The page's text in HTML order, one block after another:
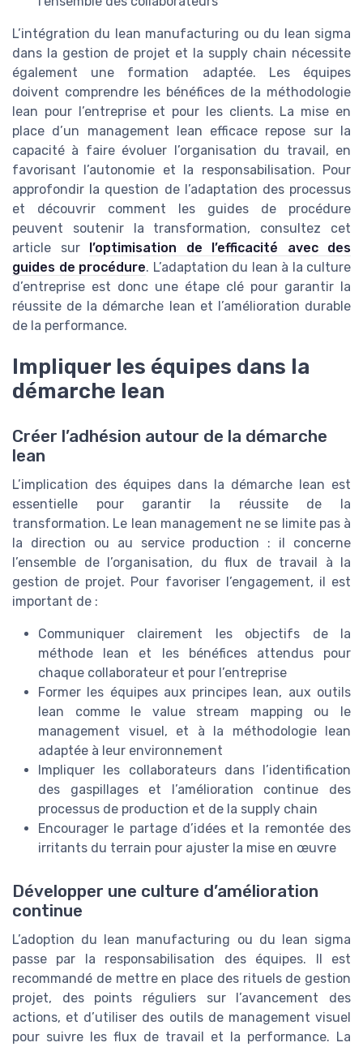
L’intégration du lean manufacturing ou du lean sigma
dans la gestion de projet et la supply chain nécessite
également une formation adaptée. Les équipes
doivent comprendre les bénéfices de la méthodologie
lean pour l’entreprise et pour les clients. La mise en
place d’un management lean efficace repose sur la
capacité à faire évoluer l’organisation du travail, en
favorisant l’autonomie et la responsabilisation. Pour
approfondir la question de l’adaptation des processus
et découvrir comment les guides de procédure
peuvent soutenir la transformation, consultez cet
article sur
l’optimisation de l’efficacité avec des
guides de procédure. L’adaptation du lean à la culture
d’entreprise est donc une étape clé pour garantir la
réussite de la démarche lean et l’amélioration durable
de la performance.
Impliquer les équipes dans la
démarche lean
Créer l’adhésion autour de la démarche
lean
L’implication des équipes dans la démarche lean est
essentielle pour garantir la réussite de la
transformation. Le lean management ne se limite pas à
la direction ou au service production : il concerne
l’ensemble de l’organisation, du flux de travail à la
gestion de projet. Pour favoriser l’engagement, il est
important de :
Communiquer clairement les objectifs de la
méthode lean et les bénéfices attendus pour
chaque collaborateur et pour l’entreprise
Former les équipes aux principes lean, aux outils
lean comme le value stream mapping ou le
management visuel, et à la méthodologie lean
adaptée à leur environnement
Impliquer les collaborateurs dans l’identification
des gaspillages et l’amélioration continue des
processus de production et de la supply chain
Encourager le partage d’idées et la remontée des
irritants du terrain pour ajuster la mise en œuvre
Développer une culture d’amélioration
continue
L’adoption du lean manufacturing ou du lean sigma
passe par la responsabilisation des équipes. Il est
recommandé de mettre en place des rituels de gestion
projet, des points réguliers sur l’avancement des
actions, et d’utiliser des outils de management visuel
pour suivre les flux de travail et la performance. La